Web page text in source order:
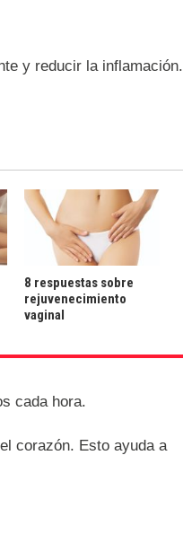
y reducir la inflamación.
8 respuestas sobre
rejuvenecimiento
vaginal
cada hora.
corazón. Esto ayuda a